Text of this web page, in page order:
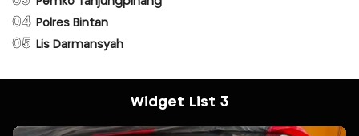
04 Polres Bintan
05 Lis Darmansyah
Widget List 3